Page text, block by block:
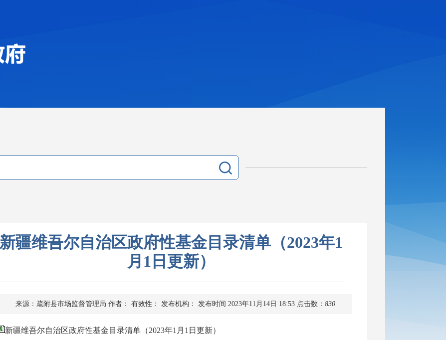
新疆维吾尔自治区政府性基金目录清单（2023年1
月1日更新）
来源：疏附县市场监督管理局 作者： 有效性： 发布机构： 发布时间 2023年11月14日 18:53 点击数： 830
新疆维吾尔自治区政府性基金目录清单（2023年1月1日更新）